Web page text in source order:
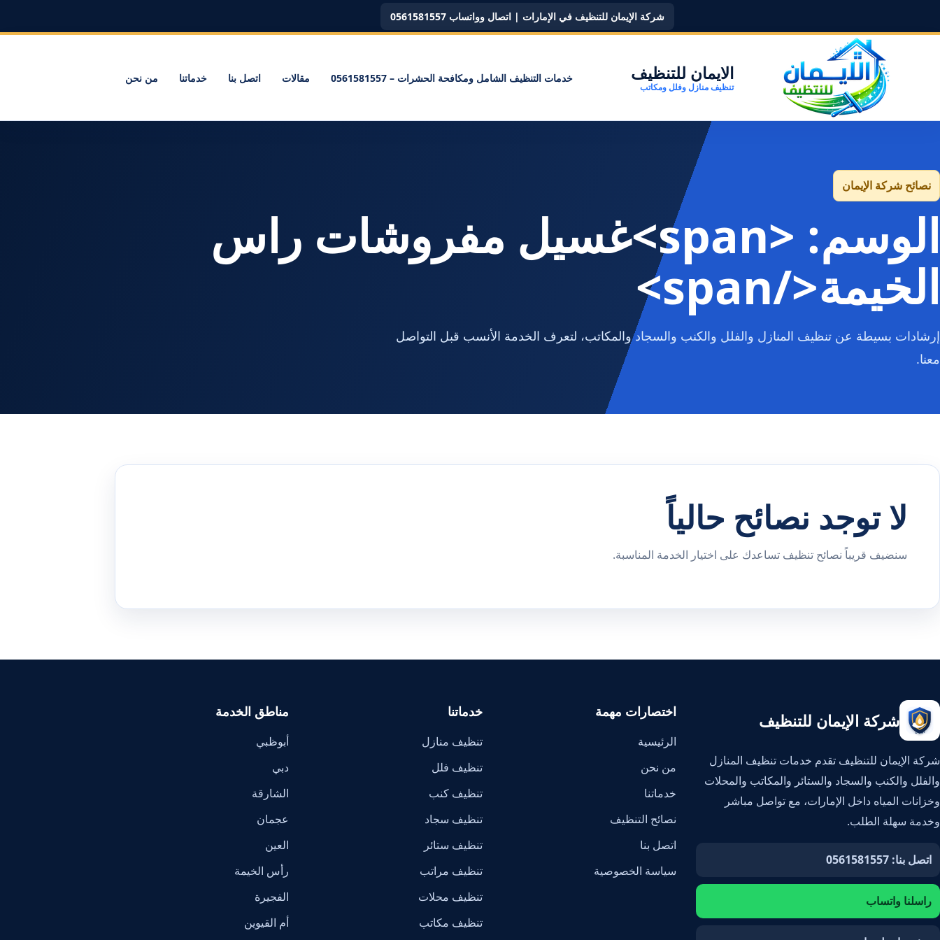
شركة الإيمان للتنظيف في الإمارات | اتصال وواتساب 0561581557
الايمان للتنظيف
تنظيف منازل وفلل ومكاتب
خدمات التنظيف الشامل ومكافحة الحشرات – 0561581557 مقالات اتصل بنا خدماتنا من نحن
نصائح شركة الإيمان
الوسم: <span>غسيل مفروشات راس
الخيمة</span>
إرشادات بسيطة عن تنظيف المنازل والفلل والكنب والسجاد والمكاتب، لتعرف الخدمة الأنسب قبل التواصل
معنا.
لا توجد نصائح حالياً
سنضيف قريباً نصائح تنظيف تساعدك على اختيار الخدمة المناسبة.
شركة الإيمان للتنظيف
شركة الإيمان للتنظيف تقدم خدمات تنظيف المنازل
والفلل والكنب والسجاد والستائر والمكاتب والمحلات
وخزانات المياه داخل الإمارات، مع تواصل مباشر
وخدمة سهلة الطلب.
اتصل بنا: 0561581557
راسلنا واتساب
اختصارات مهمة
الرئيسية
من نحن
خدماتنا
نصائح التنظيف
اتصل بنا
سياسة الخصوصية
خدماتنا
تنظيف منازل
تنظيف فلل
تنظيف كنب
تنظيف سجاد
تنظيف ستائر
تنظيف مراتب
تنظيف محلات
تنظيف مكاتب
مناطق الخدمة
أبوظبي
دبي
الشارقة
عجمان
العين
رأس الخيمة
الفجيرة
أم القيوين